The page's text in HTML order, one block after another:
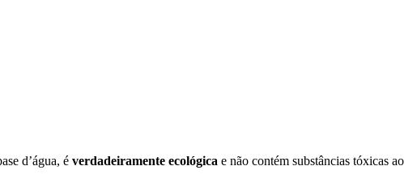
d’água, é verdadeiramente ecológica e não contém substâncias tóxicas ao